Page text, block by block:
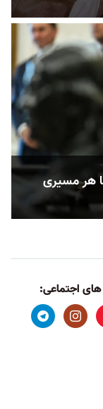
هر مسیری
های اجتماعی: